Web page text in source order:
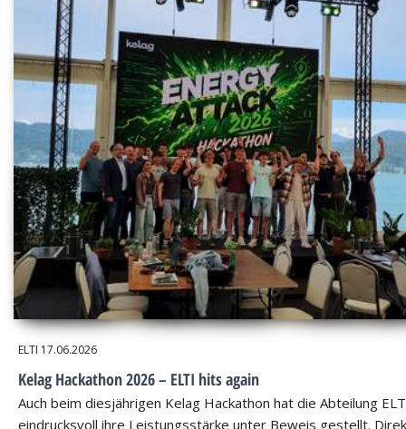
ELTI 17.06.2026
Kelag Hackathon 2026 – ELTI hits again
Auch beim diesjährigen Kelag Hackathon hat die Abteilung
eindrucksvoll ihre Leistungsstärke unter Beweis gestellt.